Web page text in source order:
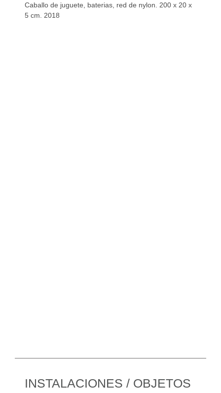
Caballo de juguete, baterias, red de nylon. 200 x 20 x
5 cm. 2018
INSTALACIONES / OBJETOS